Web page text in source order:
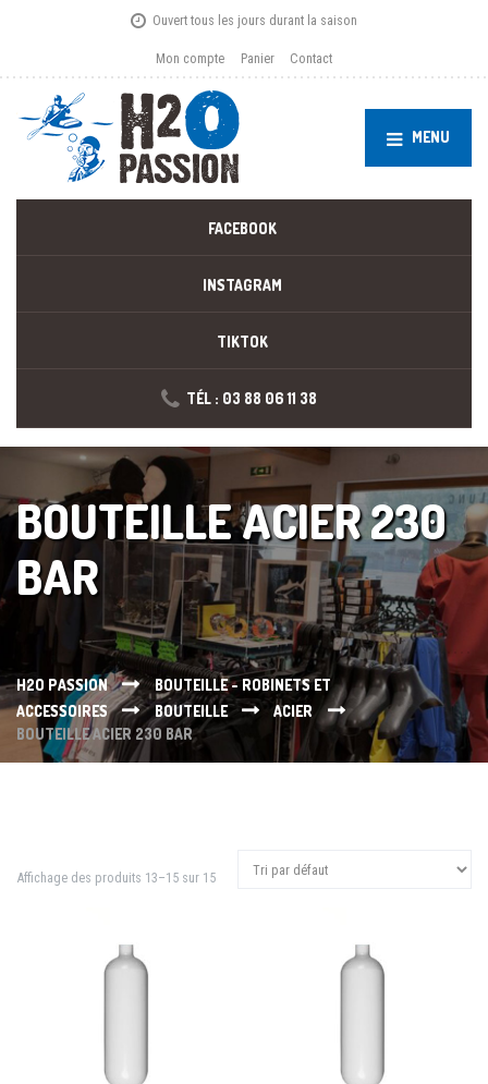
Ouvert tous les jours durant la saison
Mon compte Panier Contact
MENU
FACEBOOK
INSTAGRAM
TIKTOK
TÉL : 03 88 06 11 38
BOUTEILLE ACIER 230
BAR
H2O PASSION
BOUTEILLE - ROBINETS ET
ACCESSOIRES
BOUTEILLE
ACIER
BOUTEILLE ACIER 230 BAR
Affichage des produits 13–15 sur 15